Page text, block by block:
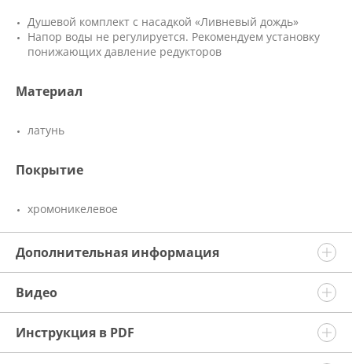
Душевой комплект с насадкой «Ливневый дождь»
Напор воды не регулируется. Рекомендуем установку
понижающих давление редукторов
Материал
латунь
Покрытие
хромоникелевое
Дополнительная информация
Видео
Инструкция в PDF